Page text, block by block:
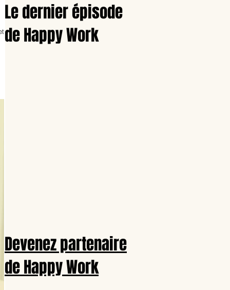
de
Le dernier épisode
de Happy Work
Devenez partenaire
de Happy Work